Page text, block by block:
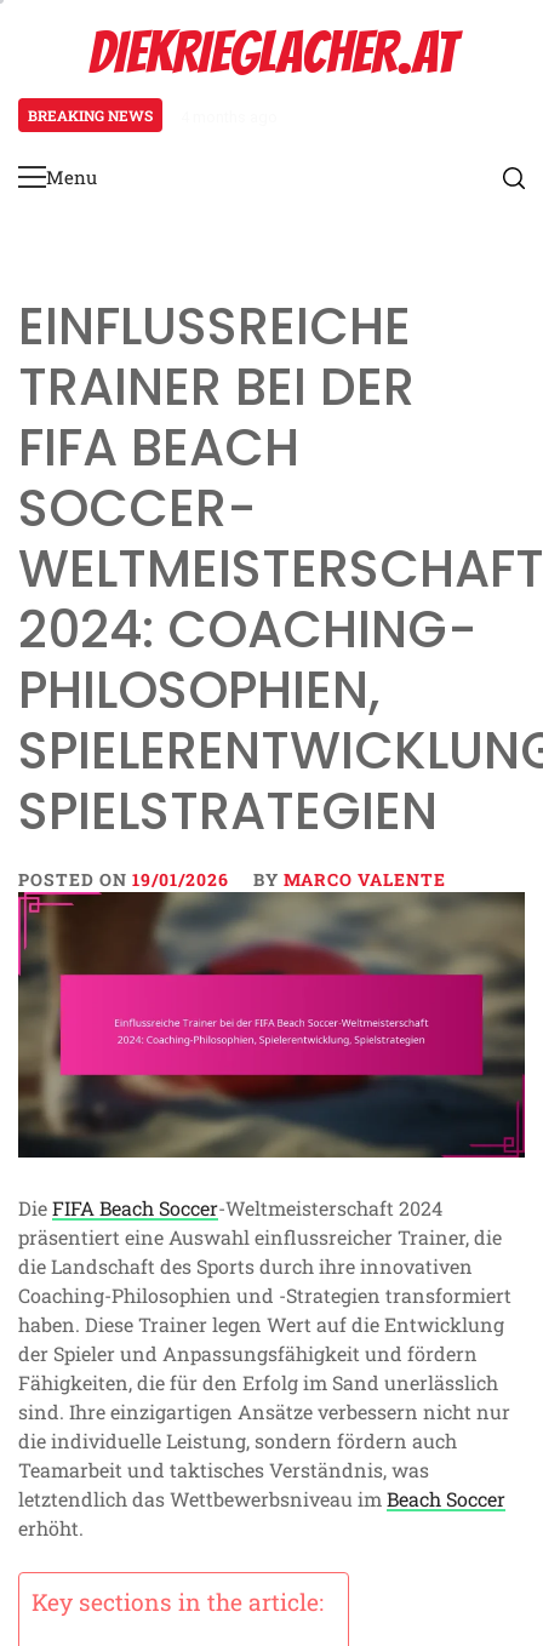
DIEKRIEGLACHER.AT
BREAKING NEWS
Primary
Menu
EINFLUSSREICHE
TRAINER BEI DER
FIFA BEACH
SOCCER-
WELTMEISTERSCHAFT
2024: COACHING-
PHILOSOPHIEN,
SPIELSTRATEGIEN
POSTED ON 19/01/2026 BY MARCO VALENTE
DieFIFA Beach Soccer-Weltmeisterschaft 2024
präsentiert eine Auswahl einflussreicher Trainer, die
die Landschaft des Sports durch ihre innovativen
Coaching-Philosophien und -Strategien transformiert
haben. Diese Trainer legen Wert auf die Entwicklung
der Spieler und Anpassungsfähigkeit und fördern
Fähigkeiten, die für den Erfolg im Sand unerlässlich
sind. Ihre einzigartigen Ansätze verbessern nicht nur
die individuelle Leistung, sondern fördern auch
Teamarbeit und taktisches Verständnis, was
letztendlich das Wettbewerbsniveau imBeach Soccer
erhöht.
Key sections in the article: